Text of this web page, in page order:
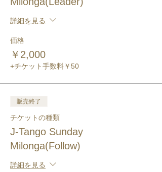
詳細を見る
価格
￥2,000
+チケット手数料￥50
販売終了
チケットの種類
J-Tango Sunday
Milonga(Follow)
詳細を見る